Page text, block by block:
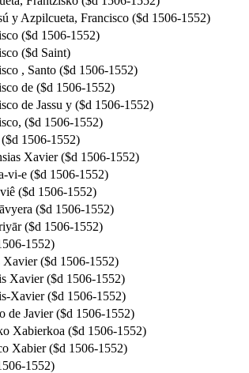
y Azpilcueta, Francisco ($d 1506-1552)
($d 1506-1552)
($d Saint)
, Santo ($d 1506-1552)
de ($d 1506-1552)
de Jassu y ($d 1506-1552)
$a Javier, Francisco,‏ ($d 1506-1552)
1506-1552)
Xavier ($d 1506-1552)
vi-e ($d 1506-1552)
($d 1506-1552)
($d 1506-1552)
($d 1506-1552)
1552)
Xavier ($d 1506-1552)
Xavier ($d 1506-1552)
Xavier ($d 1506-1552)
de Javier ($d 1506-1552)
Xabierkoa ($d 1506-1552)
Xabier ($d 1506-1552)
1552)